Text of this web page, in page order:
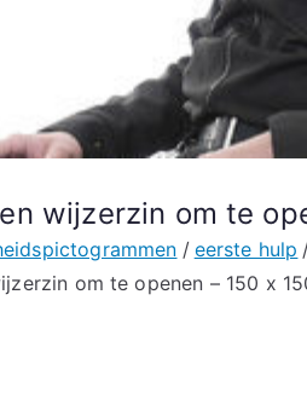
wijzerzin om te
eerste hulp
om te openen – 150 x